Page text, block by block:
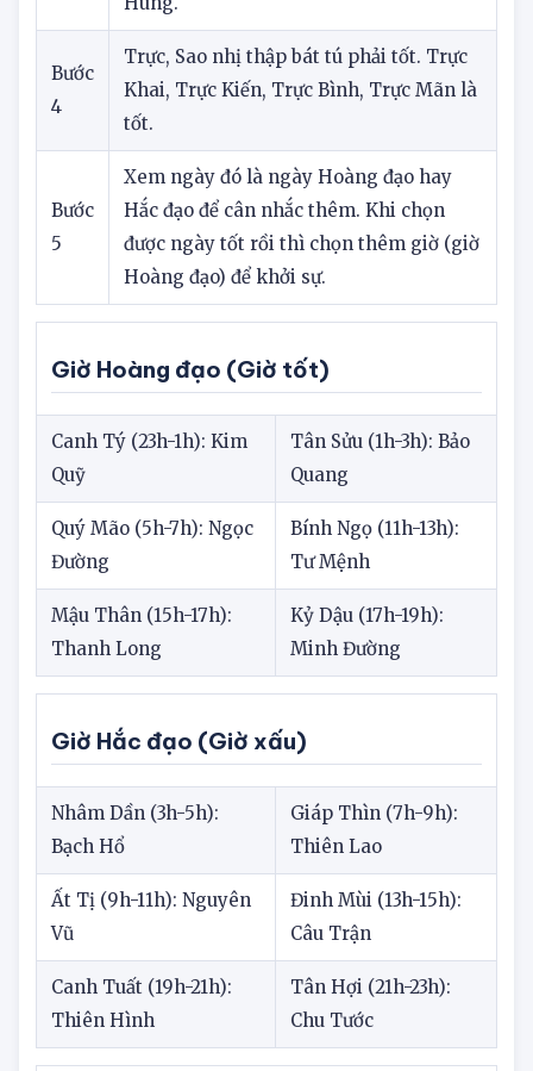
thì tốt), nên tránh ngày có nhiều sao Đại
Hung.
4
Trực, Sao nhị thập bát tú phải tốt. Trực
tốt.
Xem ngày đó là ngày Hoàng đạo hay
Hắc đạo để cân nhắc thêm. Khi chọn
được ngày tốt rồi thì chọn thêm giờ (giờ
Hoàng đạo) để khởi sự.
Giờ Hoàng đạo (Giờ tốt)
Canh Tý (23h-1h): Kim
Quỹ
Tân Sửu (1h-3h): Bảo
Quang
Quý Mão (5h-7h): Ngọc
Đường
Bính Ngọ (11h-13h):
Tư Mệnh
Mậu Thân (15h-17h):
Thanh Long
Kỷ Dậu (17h-19h):
Minh Đường
Giờ Hắc đạo (Giờ xấu)
Nhâm Dần (3h-5h):
Bạch Hổ
Thiên Lao
Vũ
Đinh Mùi (13h-15h):
Câu Trận